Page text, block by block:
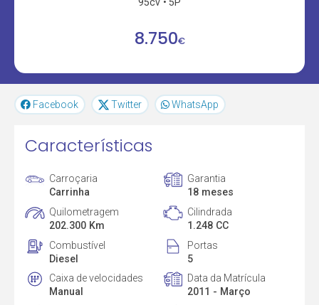
8.750€
Facebook Twitter WhatsApp
Características
Carroçaria
Carrinha
Garantia
18 meses
Quilometragem
202.300 Km
Cilindrada
1.248 CC
Combustível
Diesel
Portas
5
Caixa de velocidades
Manual
Data da Matrícula
2011 - Março